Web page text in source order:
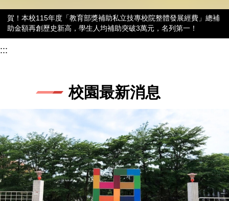
賀！本校115年度「教育部獎補助私立技專校院整體發展經費」總補
助金額再創歷史新高，學生人均補助突破3萬元，名列第一！
:::
校園最新消息